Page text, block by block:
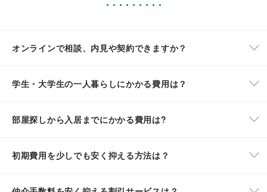
オンラインで相談、内見や契約できますか？
学生・大学生の一人暮らしにかかる費用は？
部屋探しから入居までにかかる費用は?
初期費用を少しでも安く抑える方法は？